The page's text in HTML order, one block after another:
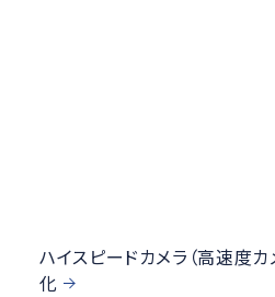
ハイスピードカメラ（高速度
化